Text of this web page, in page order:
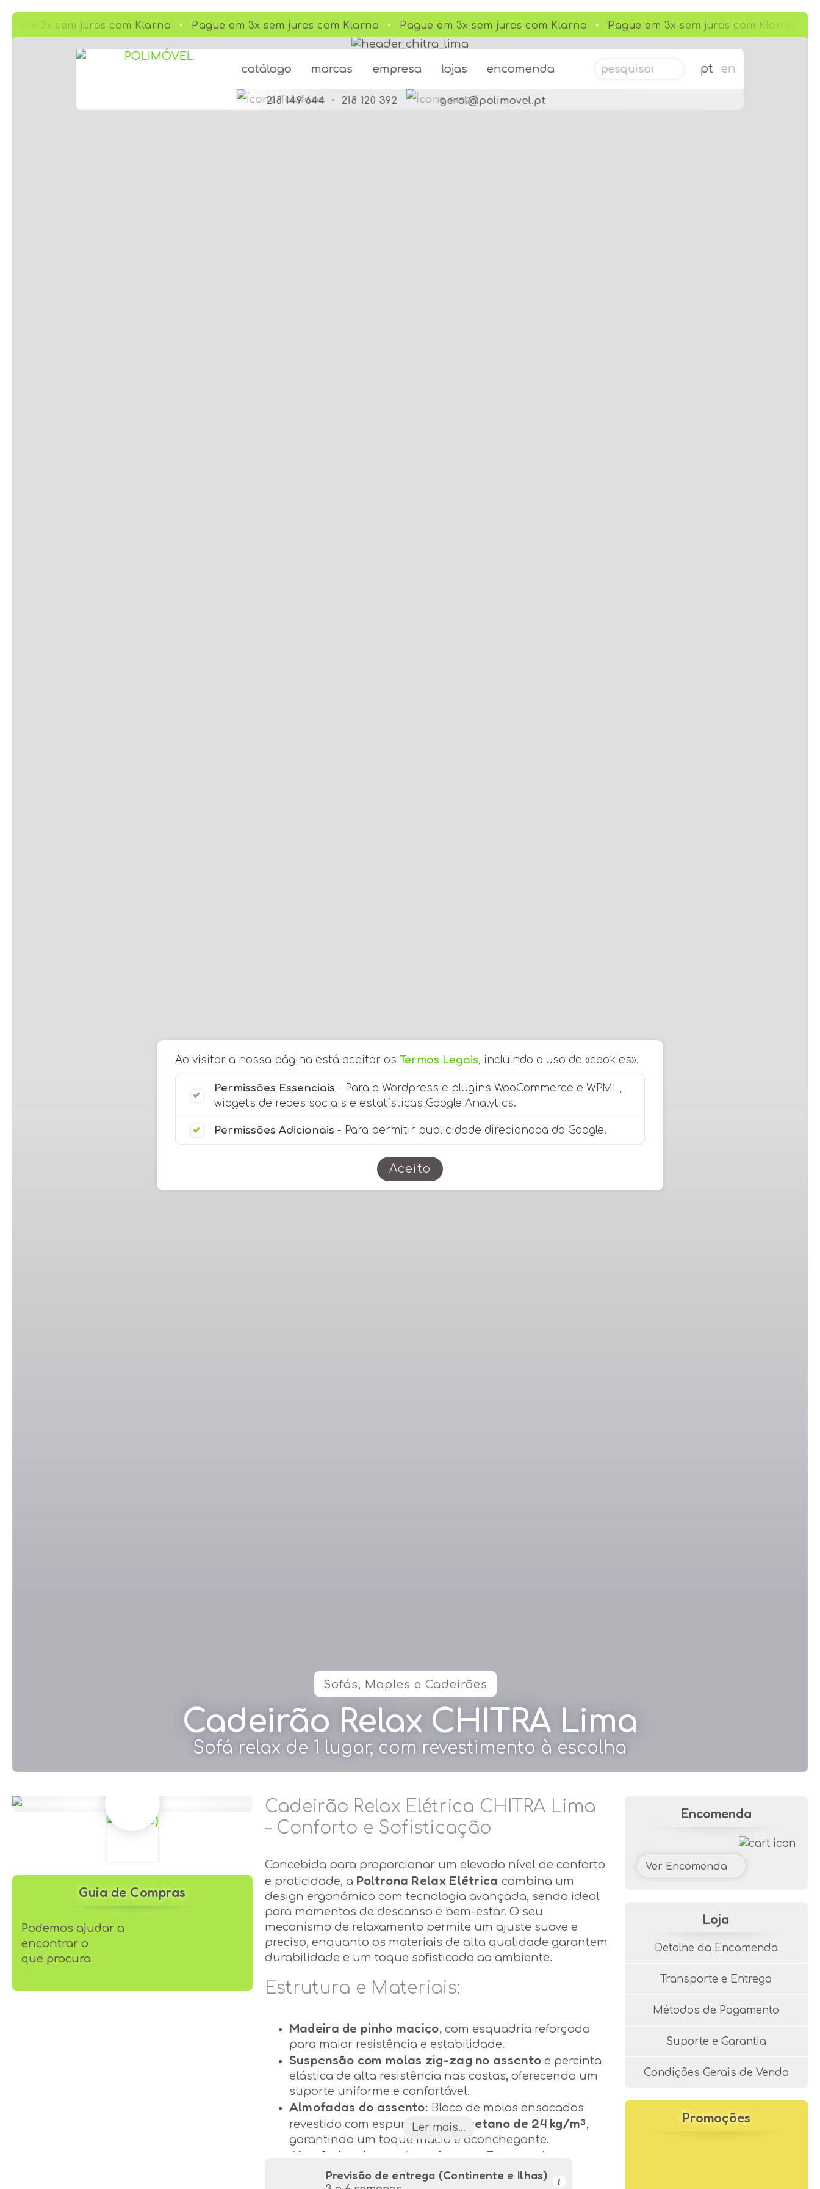
catálogo marcas empresa lojas encomenda Pesquisar por: pt en
218 149 644 • 218 120 392 geral@polimovel.pt
em 3x sem juros com Klarna Pague em 3x sem juros com Klarna Pague em 3x sem juros com Klarna Pague em 3x sem juros com Klarna
Sofás, Maples e Cadeirões
Cadeirão Relax CHITRA Lima
Sofá relax de 1 lugar, com revestimento à escolha
Guia de Compras
Podemos ajudar a
encontrar o
que procura
Cadeirão Relax Elétrica CHITRA Lima
– Conforto e Sofisticação
Concebida para proporcionar um elevado nível de conforto
e praticidade, a Poltrona Relax Elétrica combina um
design ergonómico com tecnologia avançada, sendo ideal
para momentos de descanso e bem-estar. O seu
mecanismo de relaxamento permite um ajuste suave e
preciso, enquanto os materiais de alta qualidade garantem
durabilidade e um toque sofisticado ao ambiente.
Estrutura e Materiais:
Madeira de pinho maciço, com esquadria reforçada
para maior resistência e estabilidade.
Suspensão com molas zig-zag no assento e percinta
elástica de alta resistência nas costas, oferecendo um
suporte uniforme e confortável.
Almofadas do assento: Bloco de molas ensacadas
revestido com espuma depoliuretano de 24 kg/m³,
garantindo um toque macio e aconchegante.
Almofadas das costas e braços:
Espuma de
poliuretano de24 kg/m³com enchimento de
Ler mais...
Previsão de entrega (Continente e Ilhas)
i
Encomenda
Ver Encomenda
Loja
Detalhe da Encomenda
Transporte e Entrega
Métodos de Pagamento
Suporte e Garantia
Condições Gerais de Venda
Promoções
Ao visitar a nossa página está aceitar os Termos Legais , incluindo o uso de «cookies».
Permissões Essenciais - Para o Wordpress e plugins WooCommerce e WPML,
widgets de redes sociais e estatísticas Google Analytics.
Permissões Adicionais - Para permitir publicidade direcionada da Google.
Aceito